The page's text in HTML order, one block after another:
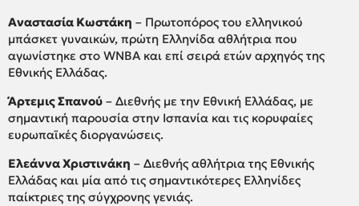
Αναστασία Κωστάκη – Πρωτοπόρος του ελληνικού
μπάσκετ γυναικών, πρώτη Ελληνίδα αθλήτρια που
αγωνίστηκε στο WNBA και επί σειρά ετών αρχηγός της
Εθνικής Ελλάδας.
Άρτεμις Σπανού – Διεθνής με την Εθνική Ελλάδας, με
σημαντική παρουσία στην Ισπανία και τις κορυφαίες
ευρωπαϊκές διοργανώσεις.
Ελεάννα Χριστινάκη – Διεθνής αθλήτρια της Εθνικής
Ελλάδας και μία από τις σημαντικότερες Ελληνίδες
παίκτριες της σύγχρονης γενιάς.